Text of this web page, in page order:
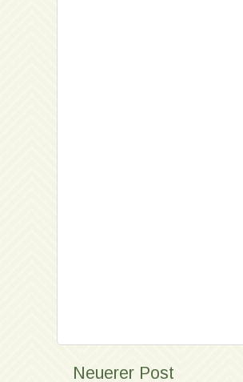
Neuerer Post